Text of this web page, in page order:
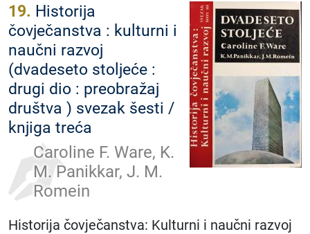
19. Historija
čovječanstva : kulturni i
naučni razvoj
(dvadeseto stoljeće :
drugi dio : preobražaj
društva ) svezak šesti /
knjiga treća
Caroline F. Ware, K.
M. Panikkar, J. M.
Romein
Historija čovječanstva: Kulturni i naučni razvoj